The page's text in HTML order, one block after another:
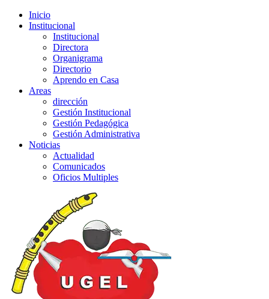
Inicio
Institucional
Institucional
Directora
Organigrama
Directorio
Aprendo en Casa
Areas
dirección
Gestión Institucional
Gestión Pedagógica
Gestión Administrativa
Noticias
Actualidad
Comunicados
Oficios Multiples